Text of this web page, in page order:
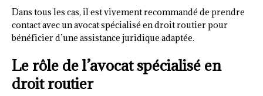
Dans tous les cas, il est vivement recommandé de prendre
contact avec un avocat spécialisé en droit routier pour
bénéficier d’une assistance juridique adaptée.
Le rôle de l’avocat spécialisé en
droit routier